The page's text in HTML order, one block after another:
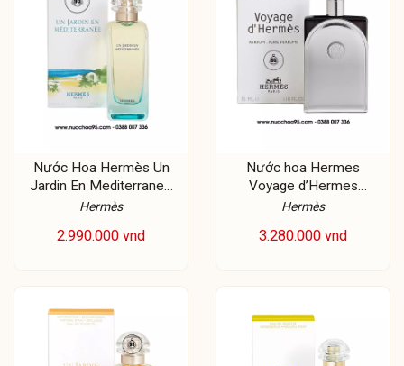
Nước Hoa Hermès Un
Jardin En Mediterranee
EDT
Hermès
2.990.000 vnd
Nước hoa Hermes
Voyage d’Hermes
Parfum
Hermès
3.280.000 vnd